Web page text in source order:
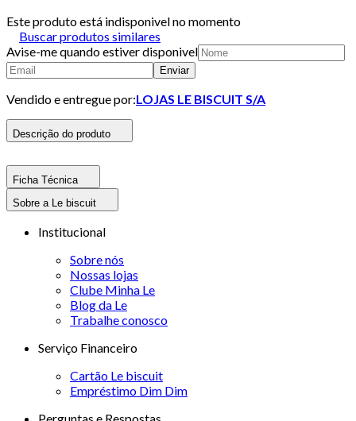
Este produto está indisponivel no momento
Buscar produtos similares
Avise-me quando estiver disponivel
Enviar
Vendido e entregue por:LOJAS LE BISCUIT S/A
Descrição do produto
Ficha Técnica
Sobre a Le biscuit
Institucional
Sobre nós
Nossas lojas
Clube Minha Le
Blog da Le
Trabalhe conosco
Serviço Financeiro
Cartão Le biscuit
Empréstimo Dim Dim